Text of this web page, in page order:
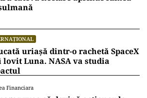
uriașă dintr-o rachetă SpaceX
lovit Luna. NASA va studia
Financiara